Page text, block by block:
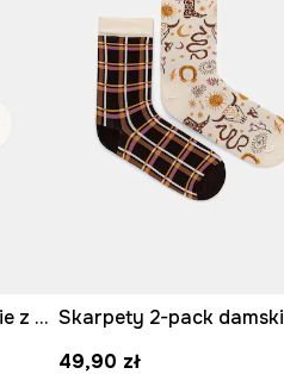
Skarpety 2-pack damskie z włóknem bambusowym gładkie
49,90 zł